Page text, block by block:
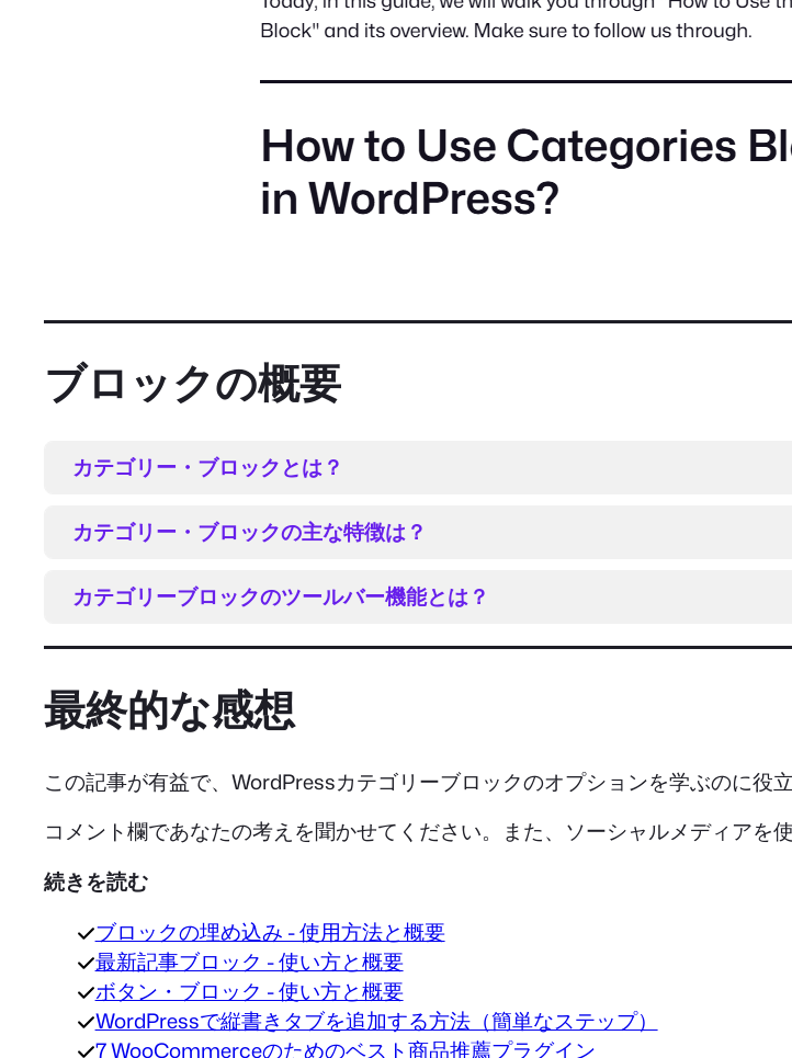
ブロックの概要
カテゴリー・ブロックとは？
カテゴリー・ブロックの主な特徴は？
カテゴリーブロックのツールバー機能とは？
最終的な感想
この記事が有益で、WordPressカテゴリーブロックのオプションを学ぶのに役
コメント欄であなたの考えを聞かせてください。また、ソーシャルメディアを
続きを読む
ブロックの埋め込み - 使用方法と概要
最新記事ブロック - 使い方と概要
ボタン・ブロック - 使い方と概要
WordPressで縦書きタブを追加する方法（簡単なステップ）
7 WooCommerceのためのベスト商品推薦プラグイン